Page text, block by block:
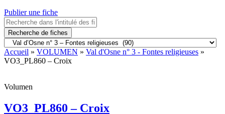
Publier une fiche
Recherche de fiches
Accueil » VOLUMEN » Val d'Osne n° 3 - Fontes religieuses »
VO3_PL860 – Croix
Volumen
VO3_PL860 – Croix